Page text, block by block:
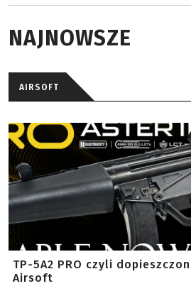
NAJNOWSZE
AIRSOFT
TP-5A2 PRO czyli
Airsoft